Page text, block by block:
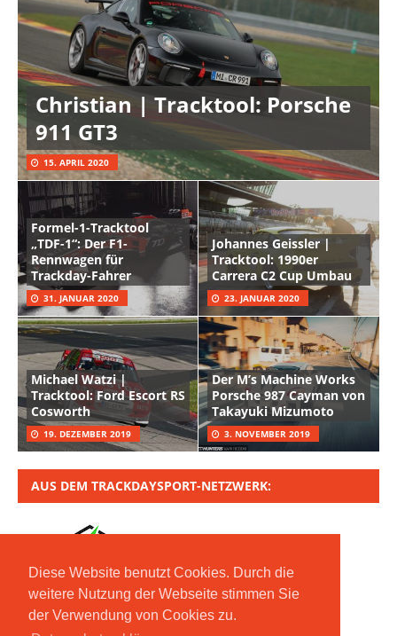
Diese Website benutzt Cookies. Durch die
weitere Nutzung der Webseite stimmen Sie
der Verwendung von Cookies zu.
Christian | Tracktool: Porsche
911 GT3
15. APRIL 2020
Formel-1-Tracktool
„TDF-1“: Der F1-
Rennwagen für
Trackday-Fahrer
31. JANUAR 2020
Johannes Geissler |
Tracktool: 1990er
Carrera C2 Cup Umbau
23. JANUAR 2020
Michael Watzi |
Tracktool: Ford Escort RS
Cosworth
19. DEZEMBER 2019
Der M’s Machine Works
Porsche 987 Cayman von
Takayuki Mizumoto
3. NOVEMBER 2019
AUS DEM TRACKDAYSPORT-NETZWERK:
Copyright © 2020 Moritz Nolte GmbH | Mit *